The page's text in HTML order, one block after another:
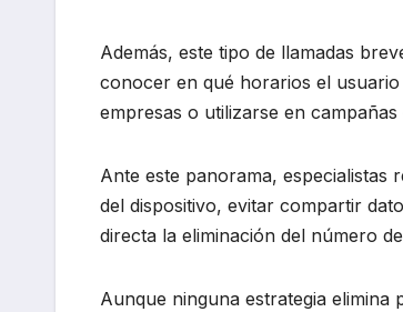
Además, este tipo de llamadas
conocer en qué horarios el
empresas o utilizarse en
Ante este panorama, especialistas
del dispositivo, evitar compartir
directa la eliminación del número
Aunque ninguna estrategia